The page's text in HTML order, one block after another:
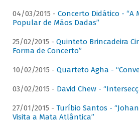
04/03/2015 - Concerto Didático - “A
Popular de Mãos Dadas”
25/02/2015 - Quinteto Brincadeira
Forma de Concerto”
10/02/2015 - Quarteto Agha -
03/02/2015 - David Chew -
27/01/2015 - Turíbio Santos -
Visita a Mata Atlântica”